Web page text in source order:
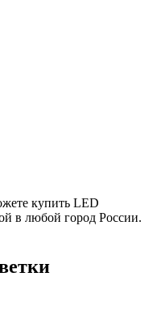
купить LED
в любой город России.